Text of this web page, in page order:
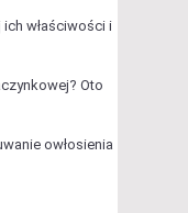
właściwości i
Oto
owłosienia